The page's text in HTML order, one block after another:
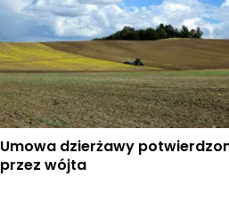
Umowa dzierżawy
przez wójta